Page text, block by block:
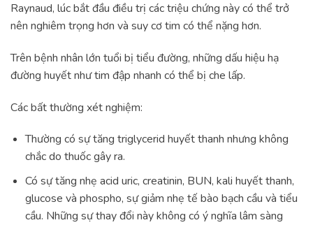
Raynaud, lúc bắt đầu điều trị các triệu chứng này có thể trở
nên nghiêm trọng hơn và suy cơ tim có thể nặng hơn.
Trên bệnh nhân lớn tuổi bị tiểu đường, những dấu hiệu hạ
đường huyết như tim đập nhanh có thể bị che lấp.
Các bất thường xét nghiệm:
Thường có sự tăng triglycerid huyết thanh nhưng không
chắc do thuốc gây ra.
Có sự tăng nhẹ acid uric, creatinin, BUN, kali huyết thanh,
glucose và phospho, sự giảm nhẹ tế bào bạch cầu và tiểu
cầu. Những sự thay đổi này không có ý nghĩa lâm sàng